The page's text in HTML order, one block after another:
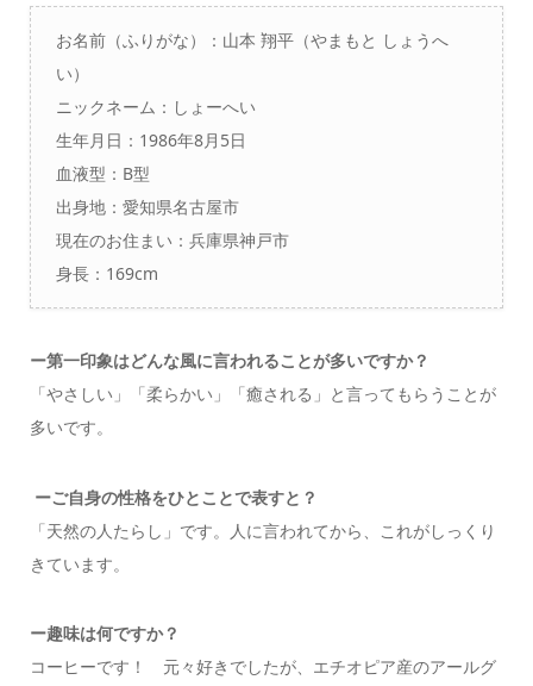
お名前（ふりがな）： 山本 翔平（やまもと しょうへ
い）
ニックネーム：しょーへい
生年月日：1986年8月5日
血液型：B型
出身地：愛知県名古屋市
現在のお住まい：兵庫県神戸市
身長：169cm
ー第一印象はどんな風に言われることが多いですか？
「やさしい」「柔らかい」「癒される」と言ってもらうことが
多いです。
ーご自身の性格をひとことで表すと？
「天然の人たらし」です。人に言われてから、これがしっくり
きています。
ー趣味は何ですか？
コーヒーです！ 元々好きでしたが、エチオピア産のアールグ